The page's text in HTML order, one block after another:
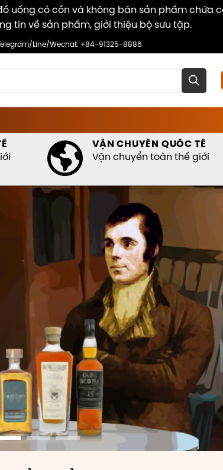
uống có cồn và không bán sản phẩm chứa
tin về sản phẩm, giới thiệu bộ sưu tập.
Line/Wechat: +84-91325-8886
VẬN CHUYỂN QUỐC TẾ
Vận chuyển toàn thế giới